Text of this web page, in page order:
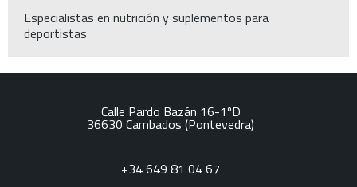
Especialistas en nutrición y suplementos para
deportistas
Calle Pardo Bazán 16-1ºD
36630 Cambados (Pontevedra)
+34 649 81 04 67